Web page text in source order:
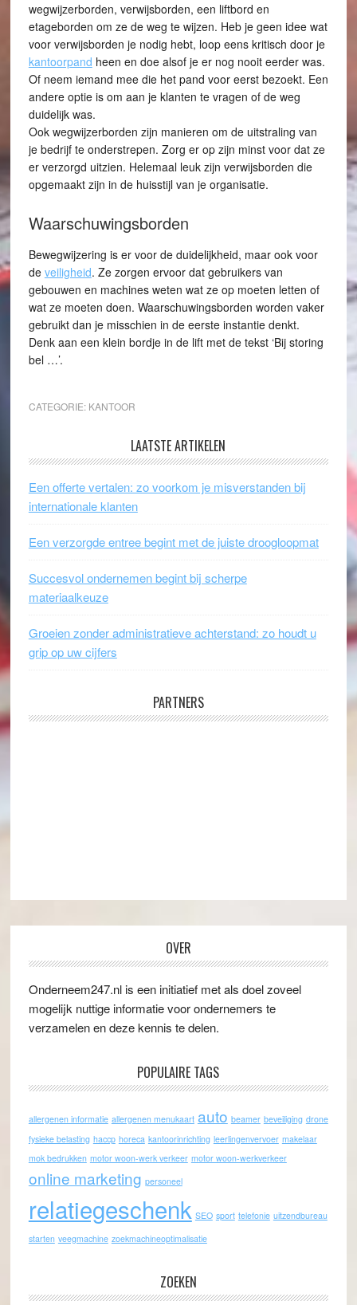
wegwijzerborden, verwijsborden, een liftbord en
etageborden om ze de weg te wijzen. Heb je geen idee wat
voor verwijsborden je nodig hebt, loop eens kritisch door je
kantoorpand heen en doe alsof je er nog nooit eerder was.
Of neem iemand mee die het pand voor eerst bezoekt. Een
andere optie is om aan je klanten te vragen of de weg
duidelijk was.
Ook wegwijzerborden zijn manieren om de uitstraling van
je bedrijf te onderstrepen. Zorg er op zijn minst voor dat ze
er verzorgd uitzien. Helemaal leuk zijn verwijsborden die
opgemaakt zijn in de huisstijl van je organisatie.
Waarschuwingsborden
Bewegwijzering is er voor de duidelijkheid, maar ook voor
de veiligheid. Ze zorgen ervoor dat gebruikers van
gebouwen en machines weten wat ze op moeten letten of
wat ze moeten doen. Waarschuwingsborden worden vaker
gebruikt dan je misschien in de eerste instantie denkt.
Denk aan een klein bordje in de lift met de tekst ‘Bij storing
bel …’.
CATEGORIE: KANTOOR
LAATSTE ARTIKELEN
Een offerte vertalen: zo voorkom je misverstanden bij
internationale klanten
Een verzorgde entree begint met de juiste droogloopmat
Succesvol ondernemen begint bij scherpe
materiaalkeuze
Groeien zonder administratieve achterstand: zo houdt u
grip op uw cijfers
PARTNERS
OVER
Onderneem247.nl is een initiatief met als doel zoveel
mogelijk nuttige informatie voor ondernemers te
verzamelen en deze kennis te delen.
POPULAIRE TAGS
allergenen informatie allergenen menukaart auto beamer beveiliging drone
fysieke belasting haccp horeca kantoorinrichting leerlingenvervoer makelaar
mok bedrukken motor woon-werk verkeer motor woon-werkverkeer
online marketing personeel
relatiegeschenk SEO sport telefonie uitzendbureau
starten veegmachine zoekmachineoptimalisatie
ZOEKEN